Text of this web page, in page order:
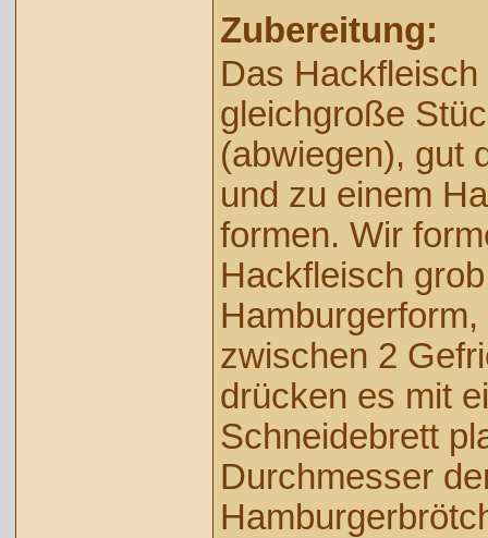
Zubereitung:
Das Hackfleisch
gleichgroße
(abwiegen), gut
und zu einem
formen. Wir
Hackfleisch
zwischen 2
drücken es mit
Schneidebrett
Durchmesser